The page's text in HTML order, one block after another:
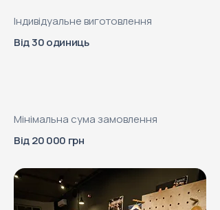
Індивідуальне виготовлення
Від 30 одиниць
Мінімальна сума замовлення
Від 20 000 грн